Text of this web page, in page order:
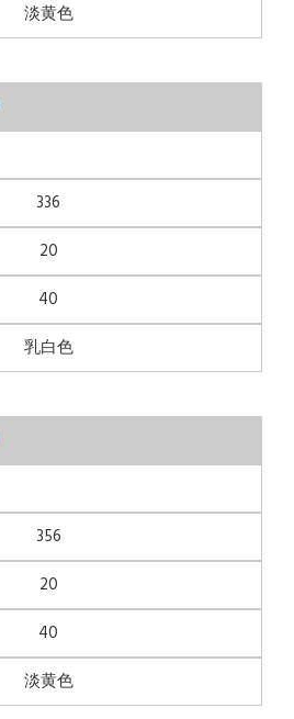
淡黄色
336
20
40
乳白色
356
20
40
淡黄色